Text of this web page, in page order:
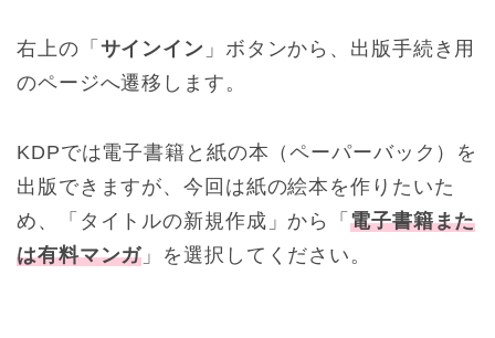
右上の「 サインイン 」ボタンから、出版手続き用
のページへ遷移します。
KDPでは電子書籍と紙の本（ペーパーバック）を
出版できますが、今回は紙の絵本を作りたいた
め、「タイトルの新規作成」から「電子書籍また
は有料マンガ」を選択してください。